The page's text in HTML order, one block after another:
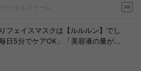
デジタルファーム PR
フェイスマスクは【ルルルン】でし
日5分でケアOK」「美容液の量が...